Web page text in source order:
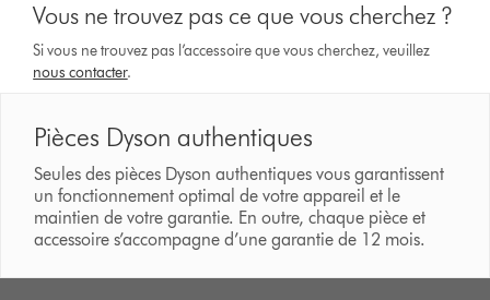
Vous ne trouvez pas ce que vous cherchez ?
Si vous ne trouvez pas l’accessoire que vous cherchez, veuillez
nous contacter.
Pièces Dyson authentiques
Seules des pièces Dyson authentiques vous garantissent
un fonctionnement optimal de votre appareil et le
maintien de votre garantie. En outre, chaque pièce et
accessoire s’accompagne d’une garantie de 12 mois.